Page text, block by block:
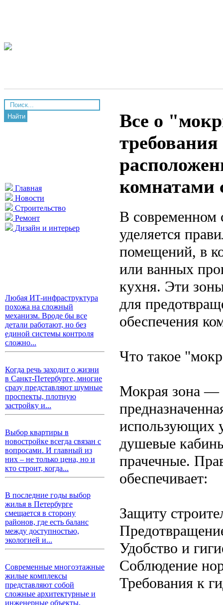
Найти
Главная
Новости
Строительство
Ремонт
Дизайн и интерьер
Любая ИТ-инфраструктура
похожа на сложный
механизм. Вроде бы все
детали работают, но без
единой системы контроля
сложно...
Когда речь заходит о жизни
в Санкт-Петербурге, многие
сразу представляют шумные
проспекты, плотную
застройку и...
Выбор квартиры в
новостройке всегда связан с
вопросами. И главный из
них – не только цена, но и
кто строит, когда...
В последние годы выбор
жилья в Петербурге
смещается в сторону
районов, где есть баланс
между доступностью,
экологией и...
Современные многоэтажные
жилые комплексы
представляют собой
сложные архитектурные и
инженерные объекты,
Все о
комнатами
В современном
уделяется
помещений, в
или ванных
кухня. Эти
для
обеспечения
Что такое
Мокрая зона —
использующих
душевые
прачечные.
обеспечивает:
Защиту
Удобство и
Соблюдение
Требования к